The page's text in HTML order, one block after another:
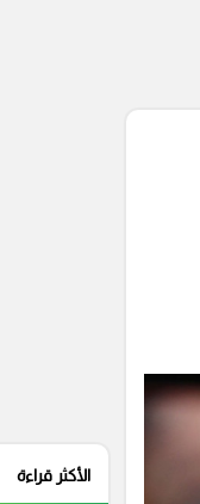
الأكثر قراءة